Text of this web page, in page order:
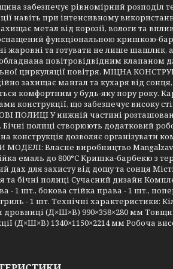
забезпечує рівномірний розподіл
навіть при інтенсивному
захищає метал від корозії, вологи та
функціональною кришкою-
жаровні та готувати не лише шашлик,
повітровідвідним клапаном
циркуляції повітря. МІЦНА
захищає мангал та кухаря від
комфортним у будь-яку пору року.
конструкції, що забезпечує високу
ПОЛИЦІ У нижній частині
полиці створюють додатковий
конструкція дозволяє організувати
МОДЕЛІ: Власне виробництво
емаль до 800°C Кришка-барбекю з
дах для захисту від дощу та сонця
та бічні полиці Сучасний дизайн
- 1 шт., бокова стійка права - 1 шт.,
- 1 шт. Технічні характеристики:
дровниці (Д×Ш×В) 990×358×280 мм
(Д×Ш×В) 1340×1150×2214 мм Робоча